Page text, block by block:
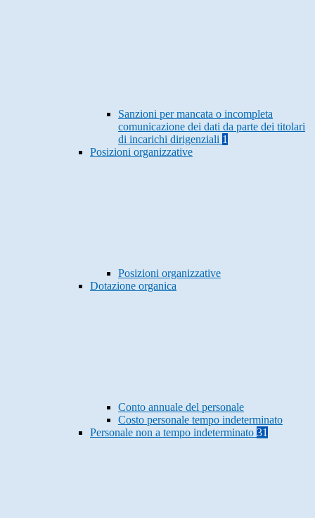
Sanzioni per mancata o incompleta
comunicazione dei dati da parte dei titolari
di incarichi dirigenziali 1
Posizioni organizzative
Posizioni organizzative
Dotazione organica
Conto annuale del personale
Costo personale tempo indeterminato
Personale non a tempo indeterminato 31